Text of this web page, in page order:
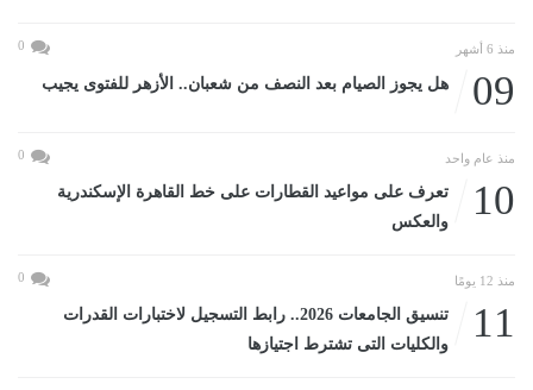
منذ 6 أشهر 0
09 هل يجوز الصيام بعد النصف من شعبان.. الأزهر للفتوى يجيب
منذ عام واحد 0
10
تعرف على مواعيد القطارات على خط القاهرة الإسكندرية
والعكس
منذ 12 يومًا 0
11
تنسيق الجامعات 2026.. رابط التسجيل لاختبارات القدرات
والكليات التى تشترط اجتيازها